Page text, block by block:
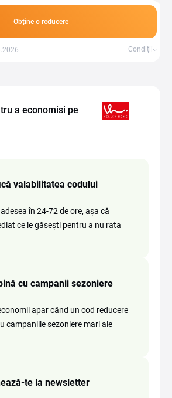
Obține o reducere
Condiții
a economisi pe
valabilitatea codului
în 24-72 de ore, așa că
ce le găsești pentru a nu rata
cu campanii sezoniere
apar când un cod reducere
campaniile sezoniere mari ale
te la newsletter